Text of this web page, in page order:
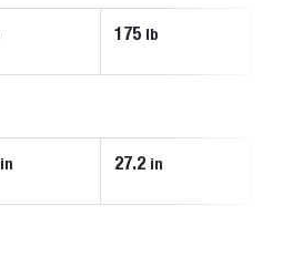
175 lb
in 27.2 in